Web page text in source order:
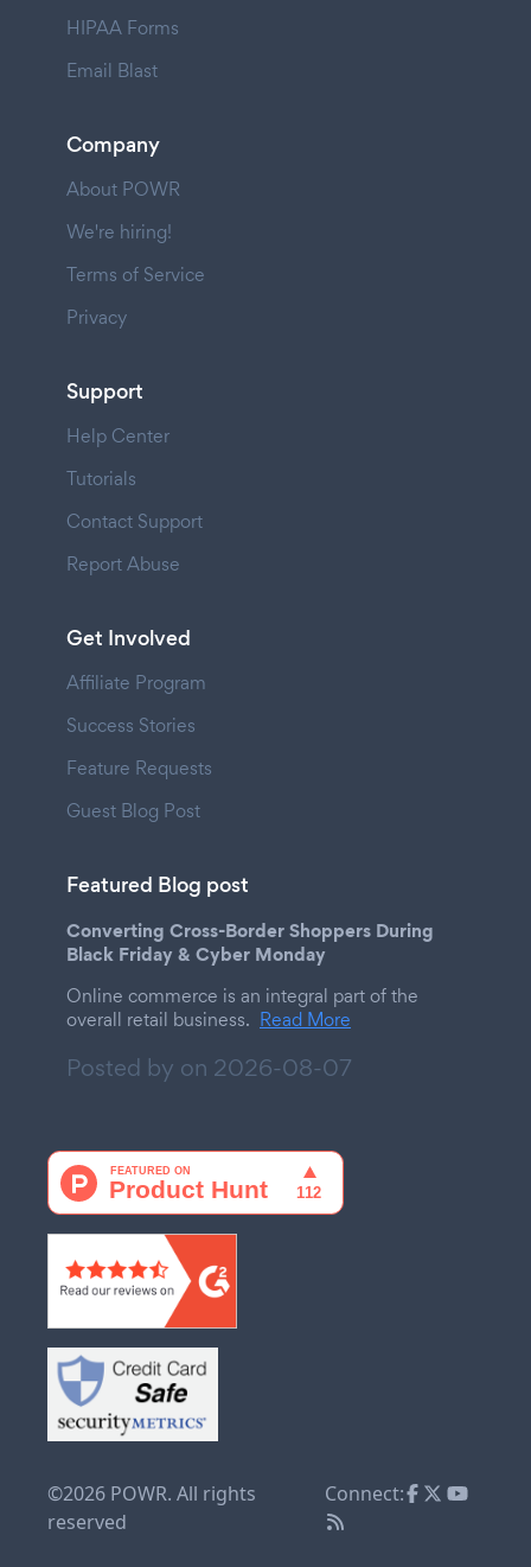
HIPAA Forms
Email Blast
Company
About POWR
We're hiring!
Terms of Service
Privacy
Support
Help Center
Tutorials
Contact Support
Report Abuse
Get Involved
Affiliate Program
Success Stories
Feature Requests
Guest Blog Post
Featured Blog post
Converting Cross-Border Shoppers During
Black Friday & Cyber Monday
Online commerce is an integral part of the
overall retail business. Read More
Posted by on 2026-08-07
©2026 POWR. All rights
reserved
Connect: